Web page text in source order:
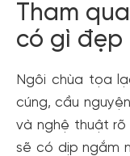
Tham
có gì đẹp
Ngôi chùa tọa
cúng, cầu
và nghệ thuật rõ
sẽ có dịp ngắm